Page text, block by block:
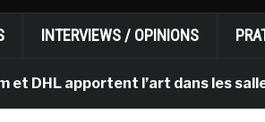
INTERVIEWS / OPINIONS
apportent l’art dans les salles de